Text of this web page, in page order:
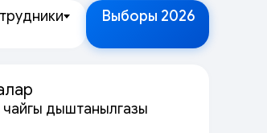
Выборы 2026
чайгы дыштанылгазы